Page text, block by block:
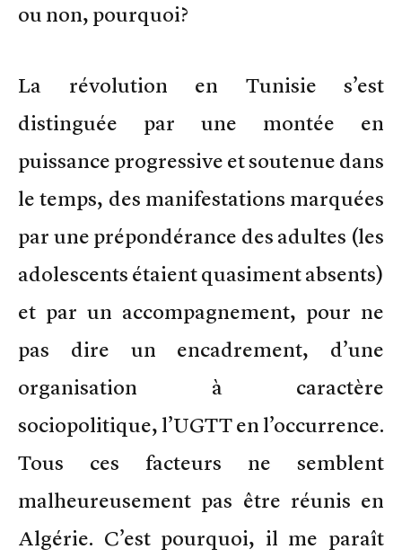
ou non, pourquoi?
La révolution en Tunisie s’est
distinguée par une montée en
puissance progressive et soutenue dans
le temps, des manifestations marquées
par une prépondérance des adultes (les
adolescents étaient quasiment absents)
et par un accompagnement, pour ne
pas dire un encadrement, d’une
organisation à caractère
sociopolitique, l’UGTT en l’occurrence.
Tous ces facteurs ne semblent
malheureusement pas être réunis en
Algérie. C’est pourquoi, il me paraît